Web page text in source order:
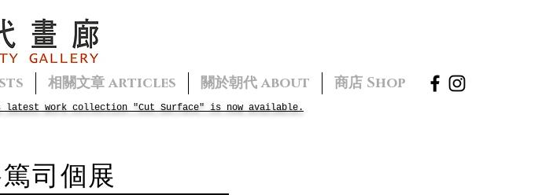
相關文章 articles 關於朝代 about 商店 Shop
latest work collection "Cut Surface" is now available.
司個展